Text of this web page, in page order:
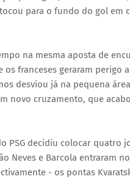
para o fundo do gol em
na mesma aposta de
franceses geraram perigo
desviou já na pequena
novo cruzamento, que
PSG decidiu colocar quatro
Neves e Barcola entraram
- os pontas